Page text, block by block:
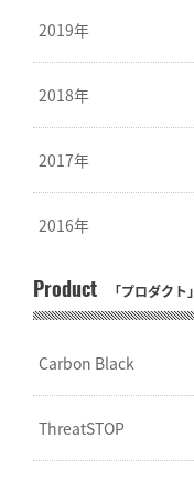
2019年
2018年
2017年
2016年
Product 「プロダクト」
Carbon Black
ThreatSTOP